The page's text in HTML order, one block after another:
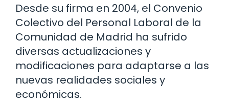
Desde su firma en 2004, el Convenio
Colectivo del Personal Laboral de la
Comunidad de Madrid ha sufrido
diversas actualizaciones y
modificaciones para adaptarse a las
nuevas realidades sociales y
económicas.